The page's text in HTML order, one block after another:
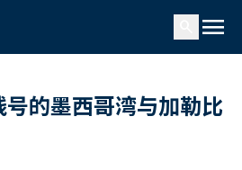
menu
的墨西哥湾与加勒比